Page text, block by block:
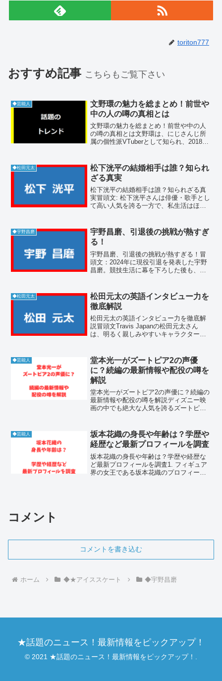
toriton777
おすすめ記事 こちらもご覧下さい
◆芸能人
文野環の魅力を総まとめ！前世や
中の人の噂の真相とは
文野環の魅力を総まとめ！前世や中の人
の噂の真相とは文野環は、にじさんじ所
属の個性派VTuberとして知られ、2018年
を惹きつけてきました。前世や中の人に
関する噂も絶え...
◆松田元太
松下洸平の結婚相手は誰？知られ
ざる真実
松下洸平の結婚相手は誰？知られざる真
実冒頭文: 松下洸平さんは俳優・歌手とし
て高い人気を誇る一方で、私生活はほと
心が寄せられています。本記事では、松
下洸平さんの結婚相手...
◆宇野昌磨
宇野昌磨、引退後の挑戦が熱すぎ
る！
宇野昌磨、引退後の挑戦が熱すぎる！冒
頭文：2024年に現役引退を発表した宇野
昌磨。競技生活に幕を下ろした後も、そ
います。自身初のアイスショー「Ice
Brave」では演...
◆松田元太
松田元太の英語インタビュー力を
徹底解説
松田元太の英語インタビュー力を徹底解
説冒頭文Travis Japanの松田元太さん
は、明るく親しみやすいキャラクターで
然な英語表現やスムーズな受け答えは、
国内外のファン...
◆芸能人
堂本光一がズートピア2の声優
に？続編の最新情報や配役の噂を
解説
堂本光一がズートピア2の声優に？続編の
最新情報や配役の噂を解説ディズニー映
画の中でも絶大な人気を誇るズートピア
帯びています。その中でも特に注目を集
めているのが、堂本光一...
◆芸能人
坂本花織の身長や年齢は？学歴や
経歴など最新プロフィールを調査
坂本花織の身長や年齢は？学歴や経歴な
ど最新プロフィールを調査1. フィギュア
界の女王である坂本花織のプロフィール
コメント
コメントを書き込む
ホーム ◆★アイススケート ◆宇野昌磨
★話題のニュース！最新情報をピックアップ！
© 2021 ★話題のニュース！最新情報をピックアップ！.